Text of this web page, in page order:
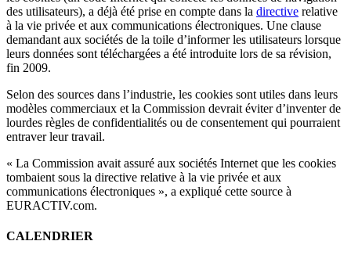
des utilisateurs), a déjà été prise en compte dans la directive relative
à la vie privée et aux communications électroniques. Une clause
demandant aux sociétés de la toile d’informer les utilisateurs lorsque
leurs données sont téléchargées a été introduite lors de sa révision,
fin 2009.
Selon des sources dans l’industrie, les cookies sont utiles dans leurs
modèles commerciaux et la Commission devrait éviter d’inventer de
lourdes règles de confidentialités ou de consentement qui pourraient
entraver leur travail.
« La Commission avait assuré aux sociétés Internet que les cookies
tombaient sous la directive relative à la vie privée et aux
communications électroniques », a expliqué cette source à
EURACTIV.com.
CALENDRIER